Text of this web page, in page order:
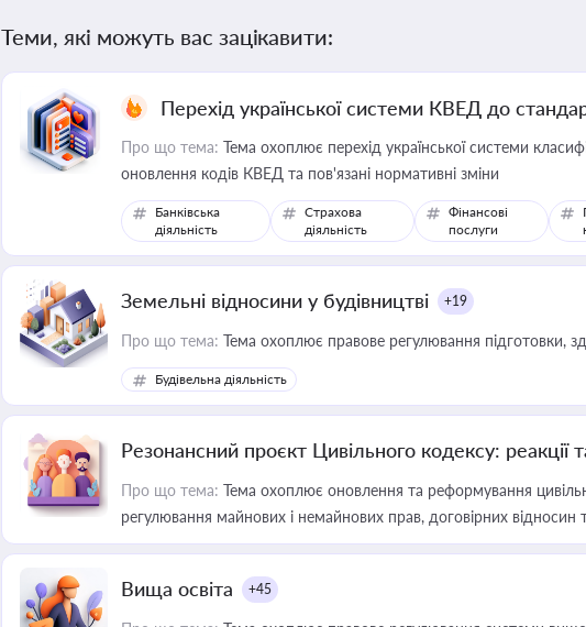
Теми, які можуть вас зацікавити:
Перехід української системи КВЕД до
Про що тема: Тема охоплює перехід української системи
оновлення кодів КВЕД та пов'язані нормативні зміни
Банківська
діяльність
Страхова
діяльність
Фінансові
послуги
Земельні відносини у будівництві +19
Про що тема: Тема охоплює правове регулювання підготовки,
Будівельна діяльність
Резонансний проєкт Цивільного кодексу: реакції
Про що тема: Тема охоплює оновлення та реформування
регулювання майнових і немайнових прав, договірних відносин
Вища освіта +45